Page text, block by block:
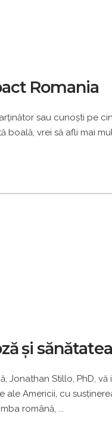
Romania
sau cunoşti pe
boală, vrei să afli mai
și
Jonathan Stillo, PhD,
ale Americii, cu
română,